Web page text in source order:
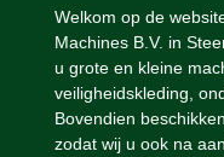
Welkom op de
Machines B.V. in
u grote en kleine
veiligheidskleding,
Bovendien
zodat wij u ook na